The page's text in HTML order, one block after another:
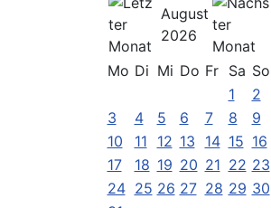
August
2026
Mo Di Mi Do Fr Sa So
1
2
3
4 5 6 7 8
9
10
11 12 13 14 15 16
17
18 19 20 21 22 23
24 25 26 27 28 29 30